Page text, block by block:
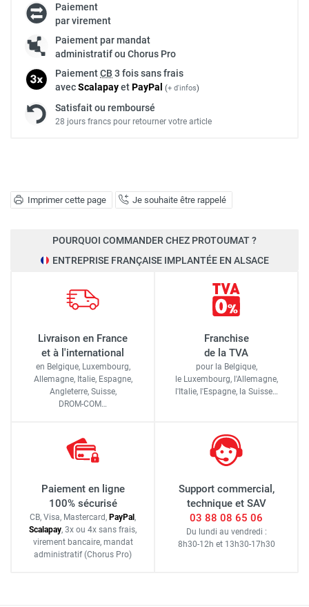
Imprimer cette page Je souhaite être rappelé
Paiement
par virement
Paiement par mandat
administratif ou Chorus Pro
PaiementCB 3 fois sans frais
avecScalapayetPayPal (+ d'infos)
Satisfait ou remboursé
28 jours francs pour retourner votre article
POURQUOI COMMANDER CHEZ PROTOUMAT ?
ENTREPRISE FRANÇAISE IMPLANTÉE EN ALSACE
Livraison en France
et à l'international
en Belgique, Luxembourg,
Allemagne, Italie, Espagne,
Angleterre, Suisse,
DROM-COM…
Franchise
de la TVA
pour la Belgique,
le Luxembourg, l'Allemagne,
l'Italie, l'Espagne, la Suisse…
Paiement en ligne
100% sécurisé
CB, Visa, Mastercard, PayPal,
Scalapay, 3x ou 4x sans frais,
virement bancaire, mandat
administratif (Chorus Pro)
Support commercial,
technique et SAV
03 88 08 65 06
Du lundi au vendredi :
8h30-12h et 13h30-17h30